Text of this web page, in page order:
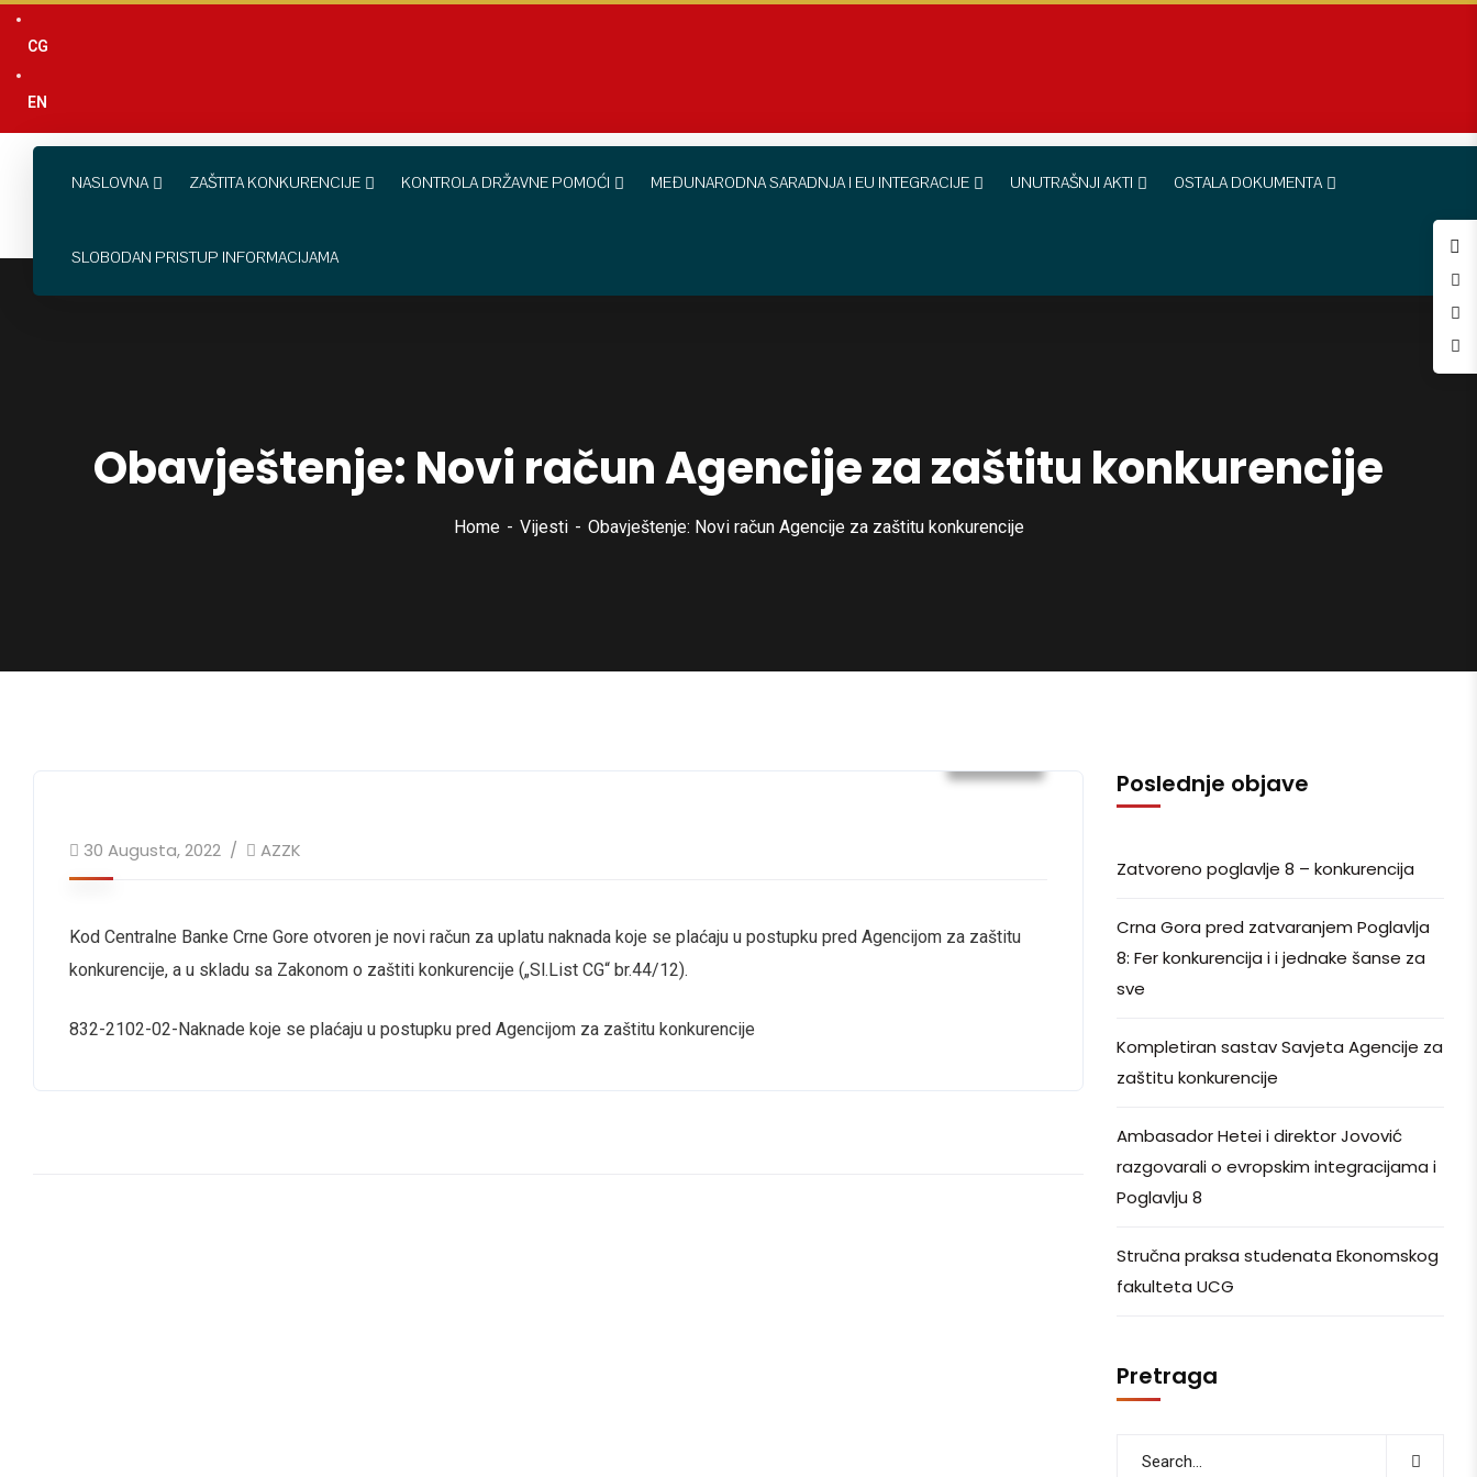
content
CG
EN
NASLOVNA ZAŠTITA KONKURENCIJE KONTROLA DRŽAVNE POMOĆI MEĐUNARODNA SARADNJA I EU INTEGRACIJE UNUTRAŠNJI AKTI OSTALA DOKUMENTA
SLOBODAN PRISTUP INFORMACIJAMA
Obavještenje: Novi račun Agencije za zaštitu konkurencije
Home Vijesti Obavještenje: Novi račun Agencije za zaštitu konkurencije
30 Augusta, 2022 AZZK
Kod Centralne Banke Crne Gore otvoren je novi račun za uplatu naknada koje se plaćaju u postupku pred Agencijom za zaštitu
konkurencije, a u skladu sa Zakonom o zaštiti konkurencije („Sl.List CG“ br.44/12).
832-2102-02-Naknade koje se plaćaju u postupku pred Agencijom za zaštitu konkurencije
Poslednje objave
Zatvoreno poglavlje 8 – konkurencija
Crna Gora pred zatvaranjem Poglavlja
8: Fer konkurencija i i jednake šanse za
sve
Kompletiran sastav Savjeta Agencije za
zaštitu konkurencije
Ambasador Hetei i direktor Jovović
razgovarali o evropskim integracijama i
Poglavlju 8
Stručna praksa studenata Ekonomskog
fakulteta UCG
Pretraga